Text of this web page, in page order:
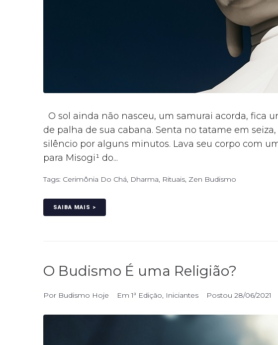
O sol ainda não nasceu, um samurai acorda, fica
de palha de sua cabana. Senta no tatame em
silêncio por alguns minutos. Lava seu corpo com
para Misogi¹ do...
Tags: Cerimônia Do Chá, Dharma, Rituais, Zen Budismo
SAIBA MAIS >
O Budismo É uma Religião?
Por Budismo Hoje Em1ª Edição, Iniciantes Postou 28/06/2021